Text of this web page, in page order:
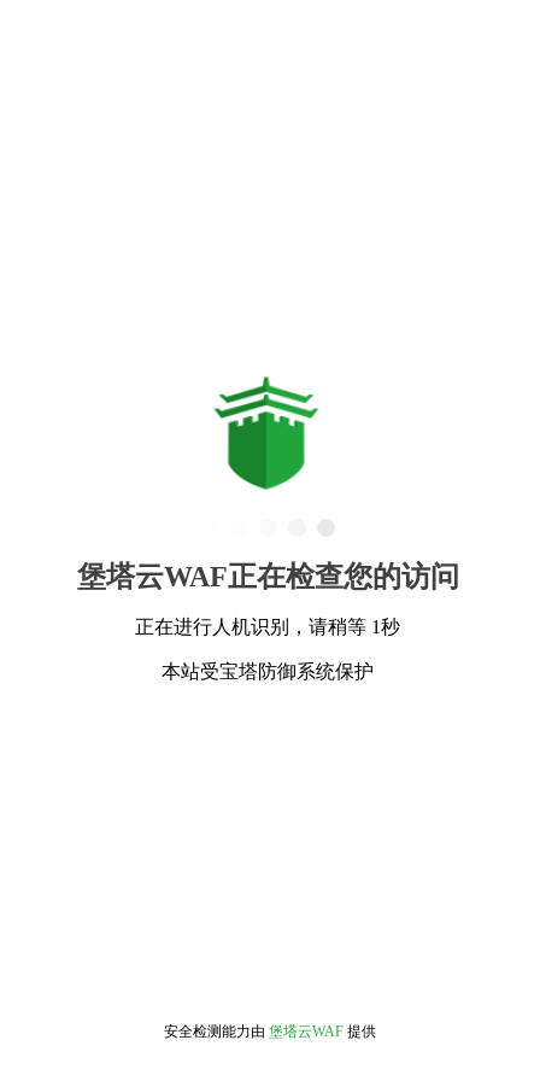
堡塔云WAF正在检查您的访问
正在进行人机识别，请稍等 1秒
本站受宝塔防御系统保护
安全检测能力由 堡塔云WAF 提供